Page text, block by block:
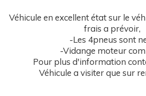
Véhicule en excellent état sur le
frais a prévoir,
-Les 4pneus sont
-Vidange moteur
Pour plus d'information
Véhicule a visiter que sur